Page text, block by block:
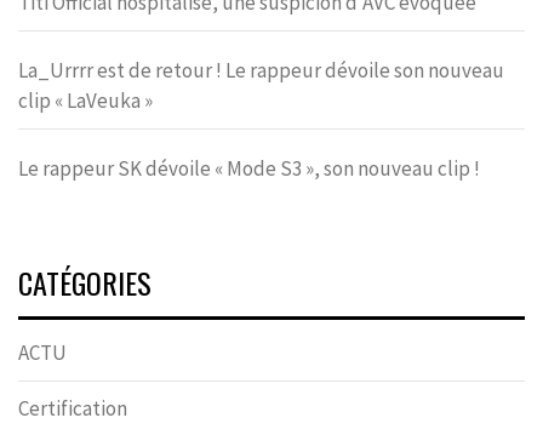
La_Urrrr est de retour ! Le rappeur dévoile son nouveau
clip « LaVeuka »
Le rappeur SK dévoile « Mode S3 », son nouveau clip !
CATÉGORIES
ACTU
Certification